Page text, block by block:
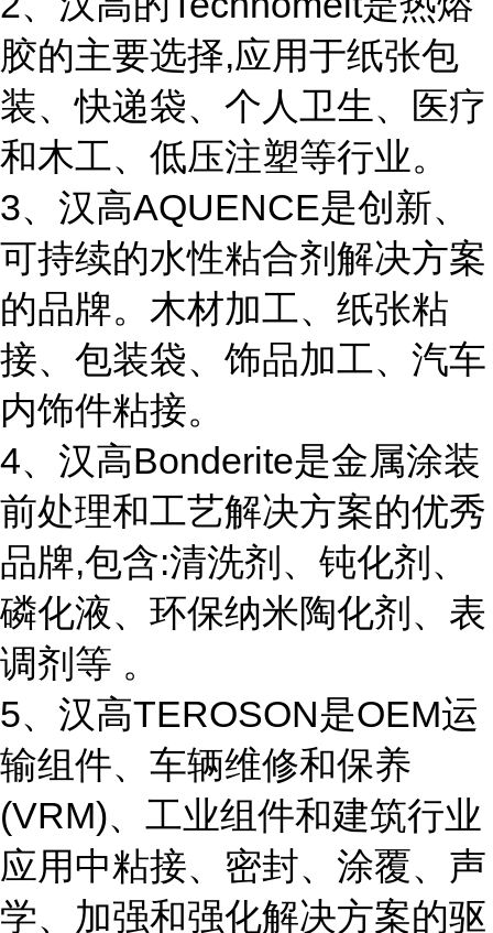
胶的主要选择,应用于纸张包
装、快递袋、个人卫生、医疗
和木工、低压注塑等行业。
3、汉高AQUENCE是创新、
可持续的水性粘合剂解决方案
的品牌。木材加工、纸张粘
接、包装袋、饰品加工、汽车
内饰件粘接。
4、汉高Bonderite是金属涂装
前处理和工艺解决方案的优秀
品牌,包含:清洗剂、钝化剂、
磷化液、环保纳米陶化剂、表
调剂等 。
5、汉高TEROSON是OEM运
输组件、车辆维修和保养
(VRM)、工业组件和建筑行业
应用中粘接、密封、涂覆、声
学、加强和强化解决方案的驱